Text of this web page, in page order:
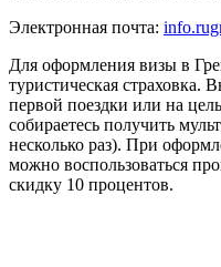
Электронная почта:
Для оформления визы в
туристическая страховка.
первой поездки или на
собираетесь получить
несколько раз). При
можно воспользоваться
скидку 10 процентов.